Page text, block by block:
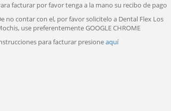
facturar por favor tenga a la mano su recibo de pago
no contar con el, por favor solicitelo a Dental Flex Los
use preferentemente GOOGLE CHROME
para facturar presioneaquí